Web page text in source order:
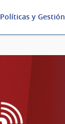
Políticas y Gestión